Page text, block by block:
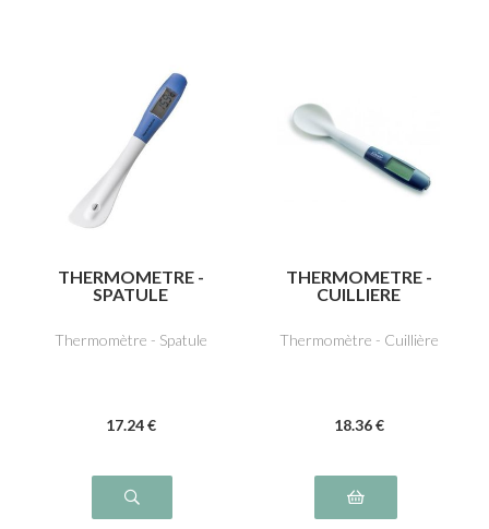
THERMOMETRE -
SPATULE
Thermomètre - Spatule
17.24 €
THERMOMETRE -
CUILLIERE
Thermomètre - Cuillière
18.36 €